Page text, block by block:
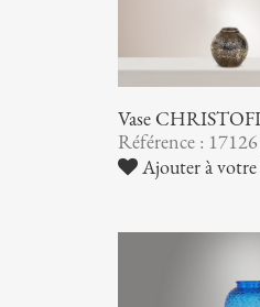
Vase
Référence : 17126
Ajouter à votre